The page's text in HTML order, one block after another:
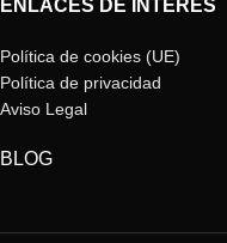
ENLACES DE INTERÉS
Política de cookies (UE)
Política de privacidad
Aviso Legal
BLOG